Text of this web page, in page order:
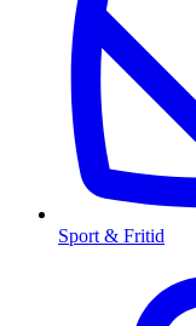
Sport & Fritid